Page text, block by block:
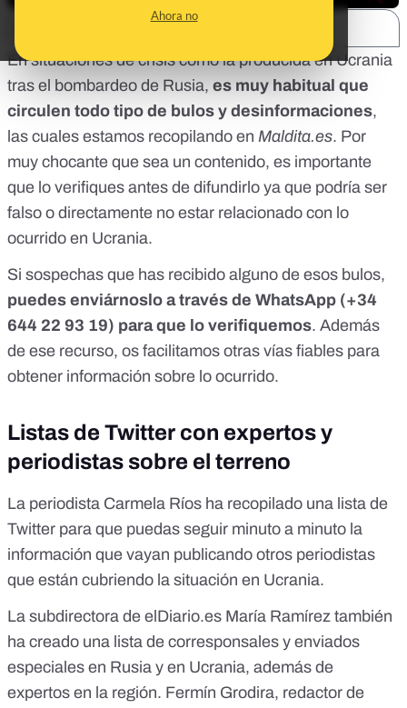
Ahora no
En situaciones de crisis como la producida en Ucrania
tras el bombardeo de Rusia, es muy habitual que
circulen todo tipo de bulos y desinformaciones,
las cuales estamos recopilando en Maldita.es. Por
muy chocante que sea un contenido, es importante
que lo verifiques antes de difundirlo ya que podría ser
falso o directamente no estar relacionado con lo
ocurrido en Ucrania.
Si sospechas que has recibido alguno de esos bulos,
puedes enviárnoslo a través de WhatsApp (+34
644 22 93 19) para que lo verifiquemos. Además
de ese recurso, os facilitamos otras vías fiables para
obtener información sobre lo ocurrido.
Listas de Twitter con expertos y
periodistas sobre el terreno
La periodista Carmela Ríos ha recopilado una lista de
Twitter para que puedas seguir minuto a minuto la
información que vayan publicando otros periodistas
que están cubriendo la situación en Ucrania.
La subdirectora de elDiario.es María Ramírez también
ha creado una lista de corresponsales y enviados
especiales en Rusia y en Ucrania, además de
expertos en la región. Fermín Grodira, redactor de